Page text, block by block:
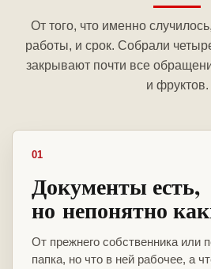
От того, что именно
работы, и срок. Собрали
закрывают почти все
и фруктов.
01
Документы есть,
но непонятно
От прежнего собственника или
папка, но что в ней рабочее, а